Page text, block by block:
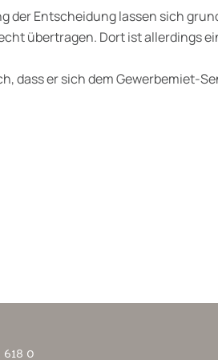
der Entscheidung lassen sich
übertragen. Dort ist allerdings
dass er sich dem Gewerbemiet-
0